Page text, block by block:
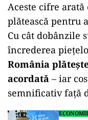
Aceste cifre
plătească pentru
Cu cât dobânzile
încrederea
România
acordată – iar
semnificativ față